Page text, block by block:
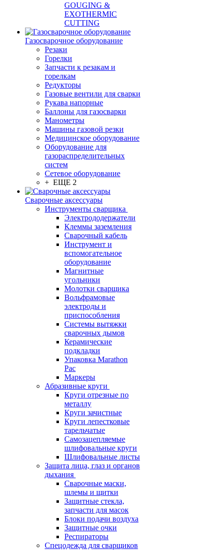
GOUGING &
EXOTHERMIC
CUTTING
Газосварочное оборудование
Резаки
Горелки
Запчасти к резакам и
горелкам
Редукторы
Газовые вентили для сварки
Рукава напорные
Баллоны для газосварки
Манометры
Машины газовой резки
Медицинское оборудование
Оборудование для
газораспределительных
систем
Сетевое оборудование
+ ЕЩЕ 2
Сварочные аксессуары
Инструменты сварщика
Электрододержатели
Клеммы заземления
Сварочный кабель
Инструмент и
вспомогательное
оборудование
Магнитные
угольники
Молотки сварщика
Вольфрамовые
электроды и
приспособления
Системы вытяжки
сварочных дымов
Керамические
подкладки
Упаковка Marathon
Pac
Маркеры
Абразивные круги
Круги отрезные по
металлу
Круги зачистные
Круги лепестковые
тарельчатые
Самозацепляемые
шлифовальные круги
Шлифовальные листы
Защита лица, глаз и органов
дыхания
Сварочные маски,
шлемы и щитки
Защитные стекла,
запчасти для масок
Блоки подачи воздуха
Защитные очки
Респираторы
Спецодежда для сварщиков